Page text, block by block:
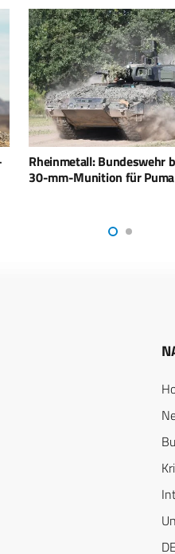
Eurosatory: Weltpremiere
Keiler NG